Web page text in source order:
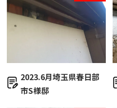
2023.6月埼玉県春日部
市S様邸